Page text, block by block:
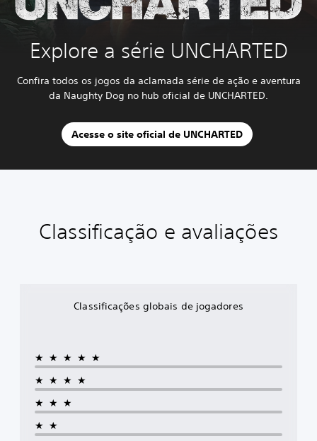
Explore a série UNCHARTED
Confira todos os jogos da aclamada série de ação e aventura
da Naughty Dog no hub oficial de UNCHARTED.
Acesse o site oficial de UNCHARTED
Classificação e avaliações
Classificações globais de jogadores
★★★★★
★★★★
★★★
★★